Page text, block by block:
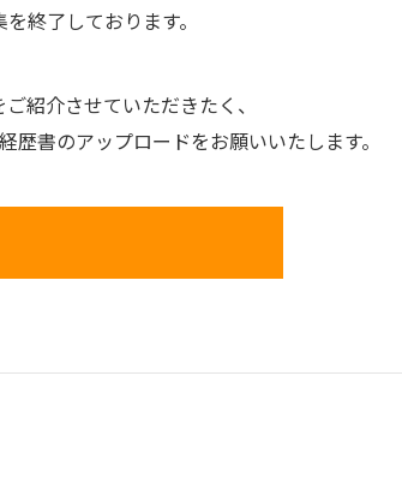
終了しております。
ご紹介させていただきたく、
歴書のアップロードをお願いいたします。